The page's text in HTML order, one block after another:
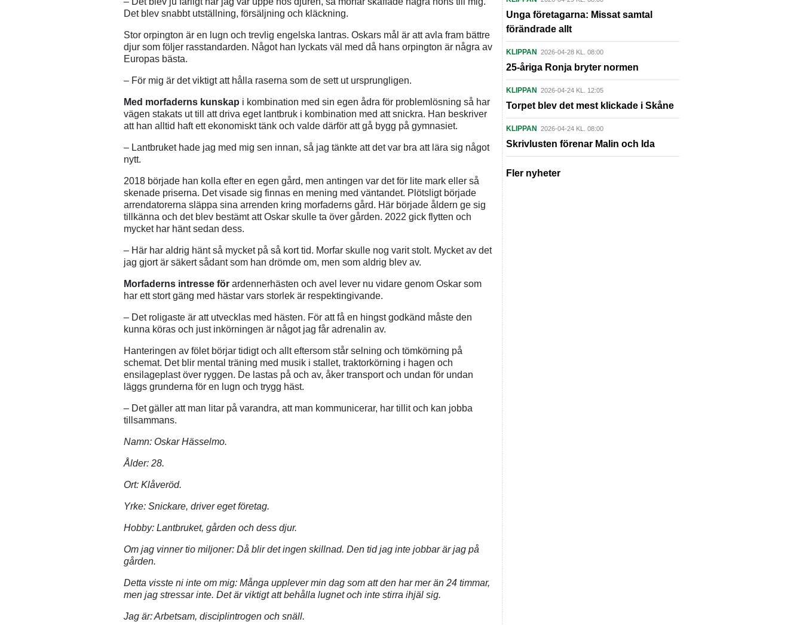
Det blev snabbt utställning, försäljning och kläckning.
Stor orpington är en lugn och trevlig engelska lantras. Oskars mål är att avla fram bättre
djur som följer rasstandarden. Något han lyckats väl med då hans orpington är några av
Europas bästa.
– För mig är det viktigt att hålla raserna som de sett ut ursprungligen.
Med morfaderns kunskap i kombination med sin egen ådra för problemlösning så har
vägen stakats ut till att driva eget lantbruk i kombination med att snickra. Han beskriver
att han alltid haft ett ekonomiskt tänk och valde därför att gå bygg på gymnasiet.
– Lantbruket hade jag med mig sen innan, så jag tänkte att det var bra att lära sig något
nytt.
2018 började han kolla efter en egen gård, men antingen var det för lite mark eller så
skenade priserna. Det visade sig finnas en mening med väntandet. Plötsligt började
arrendatorerna släppa sina arrenden kring morfaderns gård. Här började åldern ge sig
tillkänna och det blev bestämt att Oskar skulle ta över gården. 2022 gick flytten och
mycket har hänt sedan dess.
– Här har aldrig hänt så mycket på så kort tid. Morfar skulle nog varit stolt. Mycket av det
jag gjort är säkert sådant som han drömde om, men som aldrig blev av.
Morfaderns intresse för ardennerhästen och avel lever nu vidare genom Oskar som
har ett stort gäng med hästar vars storlek är respektingivande.
– Det roligaste är att utvecklas med hästen. För att få en hingst godkänd måste den
kunna köras och just inkörningen är något jag får adrenalin av.
Hanteringen av fölet börjar tidigt och allt eftersom står selning och tömkörning på
schemat. Det blir mental träning med musik i stallet, traktorkörning i hagen och
ensilageplast över ryggen. De lastas på och av, åker transport och undan för undan
läggs grunderna för en lugn och trygg häst.
– Det gäller att man litar på varandra, att man kommunicerar, har tillit och kan jobba
tillsammans.
Namn: Oskar Hässelmo.
Ålder: 28.
Ort: Klåveröd.
Yrke: Snickare, driver eget företag.
Hobby: Lantbruket, gården och dess djur.
Om jag vinner tio miljoner: Då blir det ingen skillnad. Den tid jag inte jobbar är jag på
gården.
Detta visste ni inte om mig: Många upplever min dag som att den har mer än 24 timmar,
men jag stressar inte. Det är viktigt att behålla lugnet och inte stirra ihjäl sig.
Jag är: Arbetsam, disciplintrogen och snäll.
Unga företagarna: Missat samtal
förändrade allt
KLIPPAN 2026-04-28 KL. 08:00
25-åriga Ronja bryter normen
KLIPPAN 2026-04-24 KL. 12:05
Torpet blev det mest klickade i Skåne
KLIPPAN 2026-04-24 KL. 08:00
Skrivlusten förenar Malin och Ida
Fler nyheter